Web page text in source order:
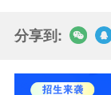
分享到: